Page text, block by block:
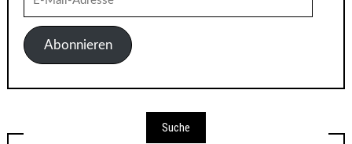
Mail-
AdresseAbonnieren
Suche